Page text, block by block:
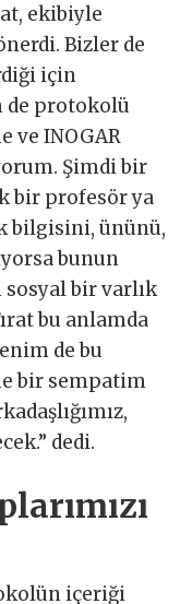
ekibiyle
Bizler de
için
de protokolü
ve INOGAR
Şimdi bir
bir profesör ya
bilgisini, ününü,
bunun
bir varlık
bu anlamda
de bu
bir sempatim
dedi.
içeriği